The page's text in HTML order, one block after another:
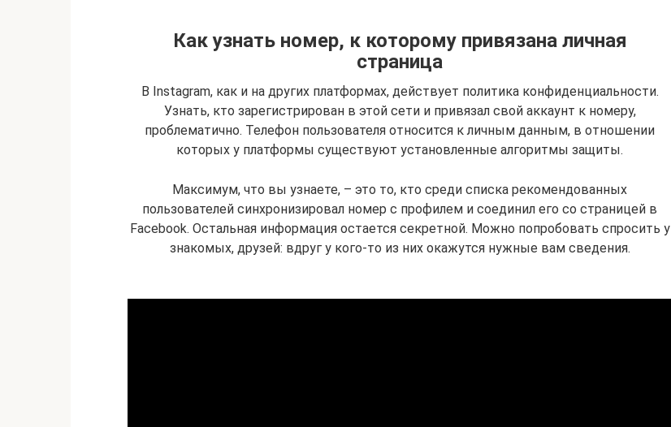
Как узнать номер, к которому привязана личная
страница
В Instagram, как и на других платформах, действует политика конфиденциальности.
Узнать, кто зарегистрирован в этой сети и привязал свой аккаунт к номеру,
проблематично. Телефон пользователя относится к личным данным, в отношении
которых у платформы существуют установленные алгоритмы защиты.
Максимум, что вы узнаете, – это то, кто среди списка рекомендованных
пользователей синхронизировал номер с профилем и соединил его со страницей в
Facebook. Остальная информация остается секретной. Можно попробовать спросить у
знакомых, друзей: вдруг у кого-то из них окажутся нужные вам сведения.